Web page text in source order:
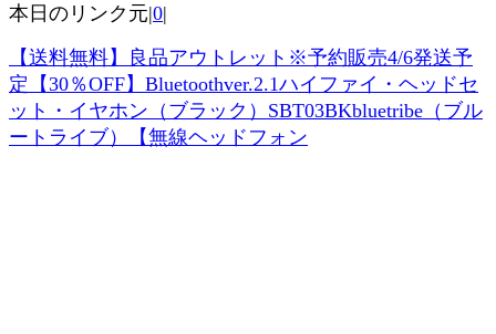
本日のリンク元|0|
【送料無料】良品アウトレット※予約販売4/6発送予
定【30％OFF】Bluetoothver.2.1ハイファイ・ヘッドセ
ット・イヤホン（ブラック）SBT03BKbluetribe（ブル
ートライブ）【無線ヘッドフォン